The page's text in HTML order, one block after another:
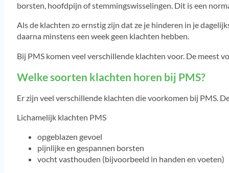
borsten, hoofdpijn of stemmingswisselingen. Dit is een
Als de klachten zo ernstig zijn dat ze je hinderen in je
daarna minstens een week geen klachten hebben.
Bij PMS komen veel verschillende klachten voor. De meest
Welke soorten klachten horen bij PMS?
Er zijn veel verschillende klachten die voorkomen bij PMS.
Lichamelijk klachten PMS
opgeblazen gevoel
pijnlijke en gespannen borsten
vocht vasthouden (bijvoorbeeld in handen en voeten)